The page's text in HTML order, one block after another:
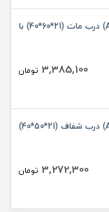
تابلو پلاستیکی (ABS) درب مات (21*60*40) با
3,385,100 تومان
تابلو پلاستیکی (ABS) درب شفاف (21*50*40)
3,272,300 تومان